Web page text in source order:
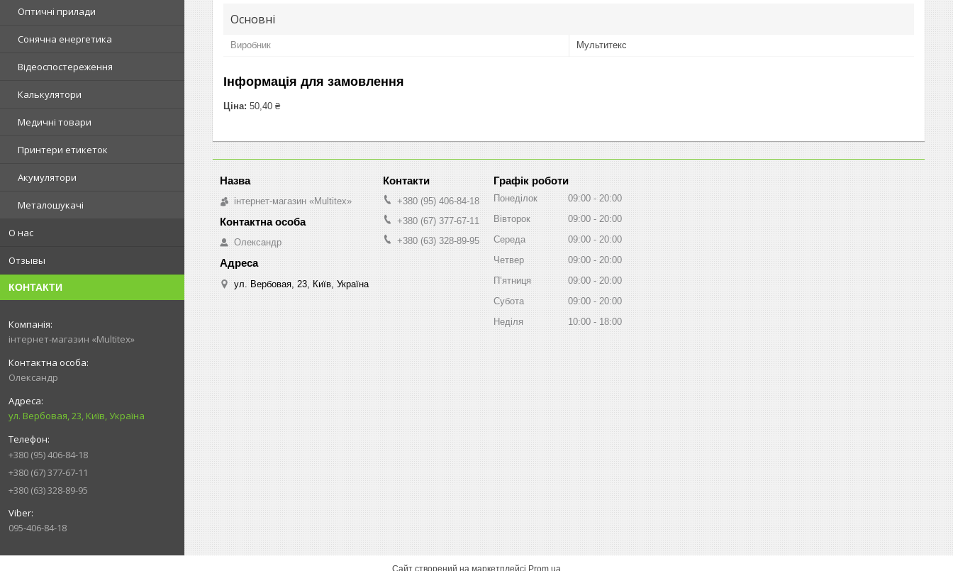
Оптичні прилади
Сонячна енергетика
Відеоспостереження
Калькулятори
Медичні товари
Принтери етикеток
Акумулятори
Металошукачі
О нас
Отзывы
КОНТАКТИ
інтернет-магазин «Multitex»
Олександр
ул. Вербовая, 23, Київ, Україна
+380 (95) 406-84-18
+380 (67) 377-67-11
+380 (63) 328-89-95
095-406-84-18
Основні
Виробник Мультитекс
Інформація для замовлення
Ціна: 50,40 ₴
інтернет-магазин «Multitex»
Олександр
ул. Вербовая, 23, Київ, Україна
+380 (95) 406-84-18
+380 (67) 377-67-11
+380 (63) 328-89-95
Графік роботи
Понеділок 09:00
20:00
Вівторок
09:00
20:00
Середа
09:00
20:00
Четвер
09:00
20:00
Пʼятниця
09:00
20:00
Субота
09:00
20:00
Неділя
10:00 18:00
Сайт створений на маркетплейсі Prom.ua